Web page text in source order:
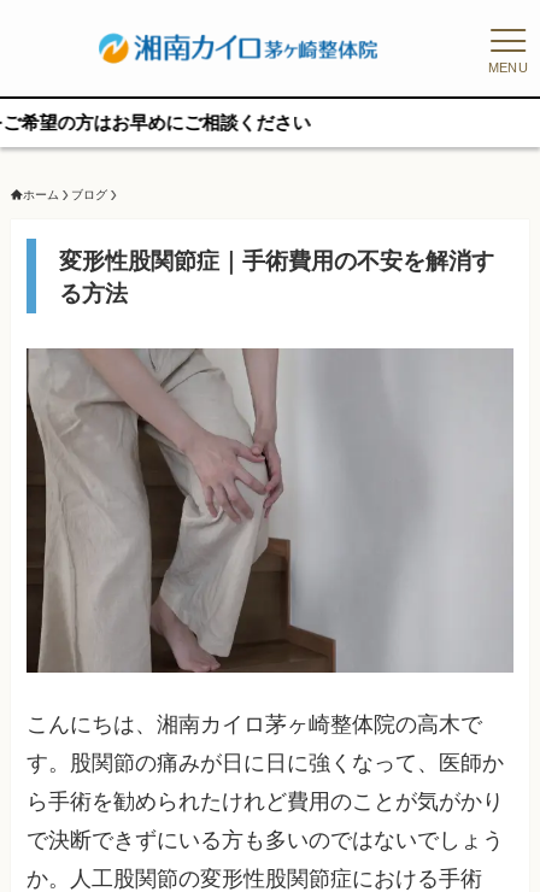
MENU
早めにご相談ください
ホーム ブログ
変形性股関節症｜手術費用の不安を解消す
る方法
こんにちは、湘南カイロ茅ヶ崎整体院の高木で
す。股関節の痛みが日に日に強くなって、医師か
ら手術を勧められたけれど費用のことが気がかり
で決断できずにいる方も多いのではないでしょう
か。人工股関節の変形性股関節症における手術